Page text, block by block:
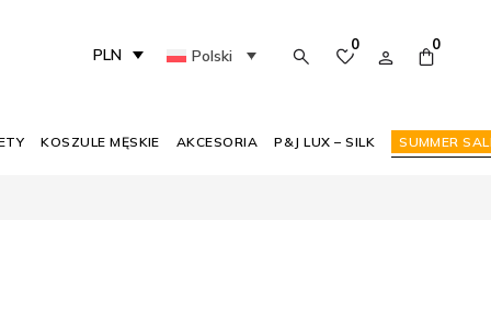
PLN Polski
0 0
KOSZULE MĘSKIE AKCESORIA P&J LUX – SILK SUMMER